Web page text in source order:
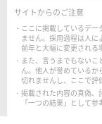
サイトからのご注意
ここに掲載しているデ
ません。採用過程は人
前年と大幅に変更される
また、言うまでもない
ん。他人が誉めている
切れませんし、ここで評
掲載された内容の真偽、
「一つの結果」として参